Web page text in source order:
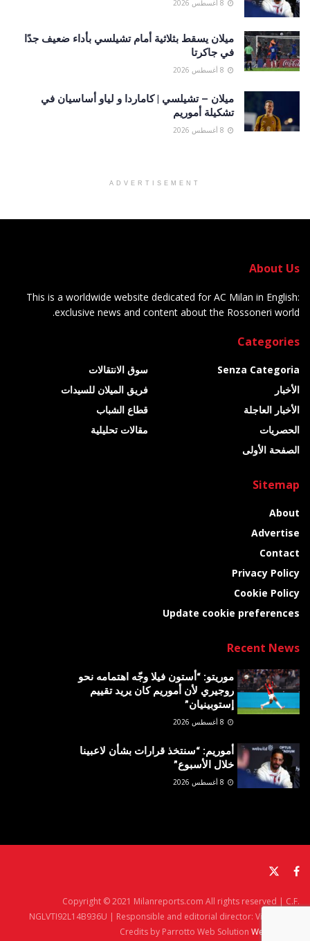
ميلان يسقط بثلاثية أمام تشيلسي بأداء ضعيف جدًا
في جاكرتا
ميلان – تشيلسي | كاماردا و لياو أساسيان في
تشكيلة أموريم
ADVERTISEMENT
About Us
This is a worldwide website dedicated for AC Milan in English:
exclusive news and content about the Rossoneri world.
Categories
Senza Categoria
الأخبار
الأخبار العاجلة
الحصريات
الصفحة الأولى
سوق الانتقالات
فريق الميلان للسيدات
قطاع الشباب
مقالات تحليلية
Sitemap
About
Advertise
Contact
Privacy Policy
Cookie Policy
Update cookie preferences
Recent News
موريتو: “أستون فيلا وجّه اهتمامه نحو
روجيري لأن أموريم كان يريد تقييم
إستوبينيان”
أموريم: “سنتخذ قرارات بشأن لاعبينا
خلال الأسبوع”
Copyright © 2021 Milanreports.com All rights reserved | C.F.
NGLVTI92L14B936U | Responsible and editorial director: Vito Angelè
Credits by Parrotto Web Solution Web Agency